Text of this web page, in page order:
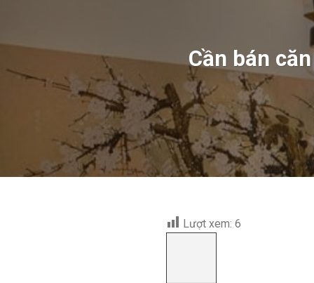
Cần bán
Lượt xem: 6